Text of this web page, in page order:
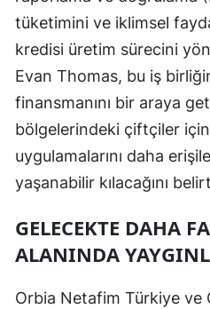
tüketimini ve iklimsel
kredisi üretim sürecini
Evan Thomas, bu iş
finansmanını bir araya
bölgelerindeki çiftçiler
uygulamalarını daha
yaşanabilir kılacağını
GELECEKTE DAHA
ALANINDA
Orbia Netafim Türkiye ve